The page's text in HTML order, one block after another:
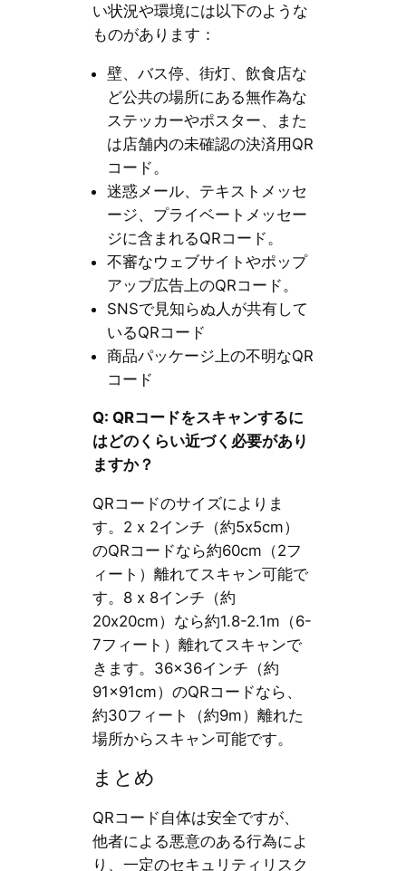
い状況や環境には以下のような
ものがあります：
壁、バス停、街灯、飲食店な
ど公共の場所にある無作為な
ステッカーやポスター、また
は店舗内の未確認の決済用QR
コード。
迷惑メール、テキストメッセ
ージ、プライベートメッセー
ジに含まれるQRコード。
不審なウェブサイトやポップ
アップ広告上のQRコード。
SNSで見知らぬ人が共有して
いるQRコード
商品パッケージ上の不明なQR
コード
Q: QRコードをスキャンするに
はどのくらい近づく必要があり
ますか？
QRコードのサイズによりま
す。2 x 2インチ（約5x5cm）
のQRコードなら約60cm（2フ
ィート）離れてスキャン可能で
す。8 x 8インチ（約
20x20cm）なら約1.8-2.1m（6-
7フィート）離れてスキャンで
きます。36×36インチ（約
91×91cm）のQRコードなら、
約30フィート（約9m）離れた
場所からスキャン可能です。
まとめ
QRコード自体は安全ですが、
他者による悪意のある行為によ
り、一定のセキュリティリスク